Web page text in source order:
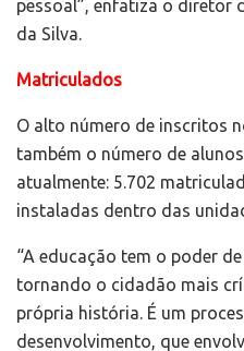
pessoal”, enfatiza o diretor
da Silva.
Matriculados
O alto número de inscritos
também o número de
atualmente: 5.702
instaladas dentro das
“A educação tem o poder
tornando o cidadão mais
própria história. É um
desenvolvimento, que